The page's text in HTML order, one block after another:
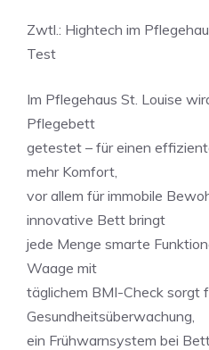
Zwtl.: Hightech im
Test
Im Pflegehaus St. Louise
Pflegebett
getestet – für einen
mehr Komfort,
vor allem für immobile
innovative Bett bringt
jede Menge smarte
Waage mit
täglichem BMI-Check sorgt
Gesundheitsüberwachung,
ein Frühwarnsystem bei